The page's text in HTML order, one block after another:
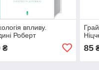
впливу.
Роберт
₴ 85